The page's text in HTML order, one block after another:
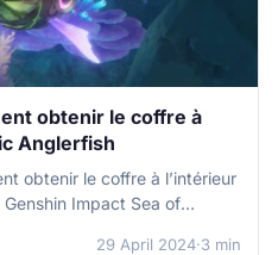
obtenir le coffre à
Anglerfish
obtenir le coffre à l’intérieur
Impact Sea of
29 April 2024·3 min